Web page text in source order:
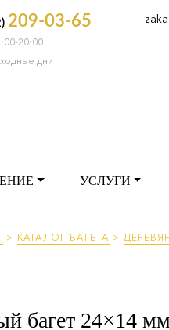
209-03-65
20:00
дни
УСЛУГИ
> КАТАЛОГ БАГЕТА >
багет 24×14